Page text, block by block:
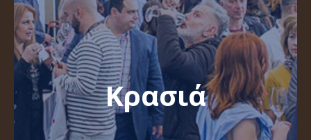
Κρασιά